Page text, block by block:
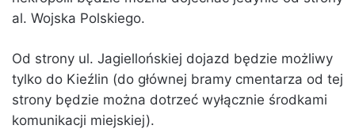
al. Wojska Polskiego.
Od strony ul. Jagiellońskiej dojazd będzie możliwy
tylko do Kieźlin (do głównej bramy cmentarza od tej
strony będzie można dotrzeć wyłącznie środkami
komunikacji miejskiej).